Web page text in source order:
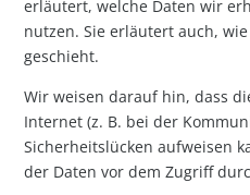
erläutert, welche Daten wir
nutzen. Sie erläutert auch,
geschieht.
Wir weisen darauf hin, dass
Internet (z. B. bei der
Sicherheitslücken aufweisen
der Daten vor dem Zugriff